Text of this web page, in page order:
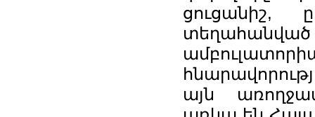
ցուցանիշ,
այն